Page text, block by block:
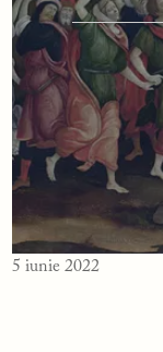
5 iunie 2022